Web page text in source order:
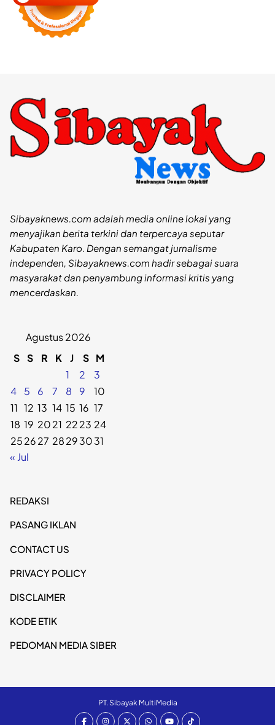
Sibayaknews.com adalah media online lokal yang
menyajikan berita terkini dan terpercaya seputar
Kabupaten Karo. Dengan semangat jurnalisme
independen, Sibayaknews.com hadir sebagai suara
masyarakat dan penyambung informasi kritis yang
mencerdaskan.
Agustus 2026
S S R K J S M
1
2
3
4
5 6 7 8 9
10
11 12 13 14 15 16 17
18 19 2021 2223 24
252627 28293031
« Jul
REDAKSI
PASANG IKLAN
CONTACT US
PRIVACY POLICY
DISCLAIMER
KODE ETIK
PEDOMAN MEDIA SIBER
PT. Sibayak MultiMedia